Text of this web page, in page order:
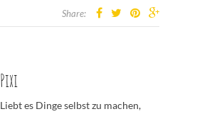
Share:
Pixi
Liebt es Dinge selbst zu machen,